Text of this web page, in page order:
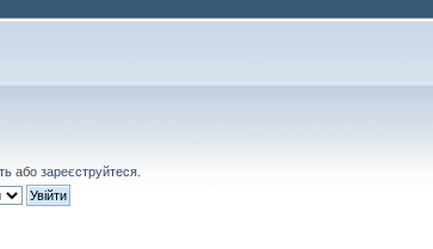
абозареєструйтеся